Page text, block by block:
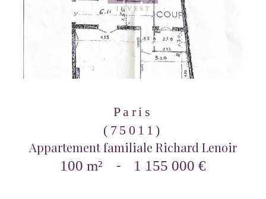
Paris
(75011)
Appartement familiale Richard Lenoir
100 m²
- 1 155 000 €